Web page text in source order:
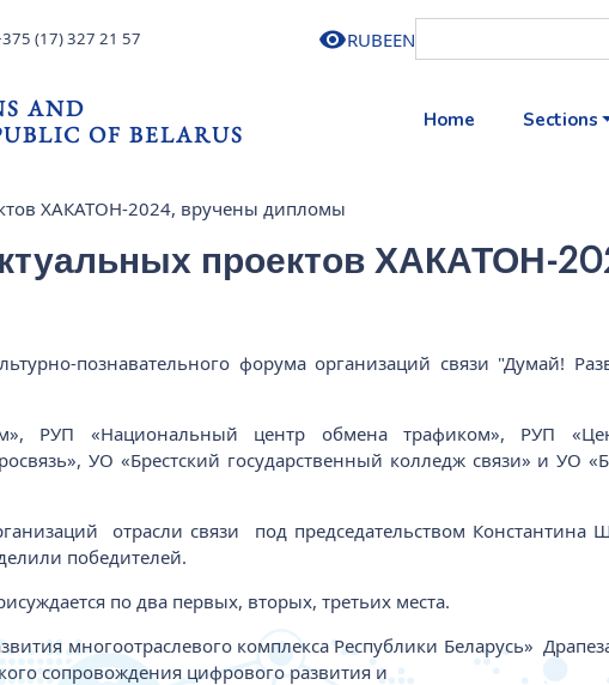
(17) 327 21 57 RUBEEN
AND
OF BELARUS
Home Sections
ХАКАТОН-2024, вручены дипломы
проектов ХАКАТОН-
познавательного форума организаций связи "Думай!
РУП «Национальный центр обмена трафиком», РУП
УО «Брестский государственный колледж связи» и УО
отрасли связи под председательством Константина
победителей.
по два первых, вторых, третьих места.
многоотраслевого комплекса Республики Беларусь»
сопровождения цифрового развития и